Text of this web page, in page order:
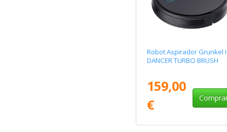
Robot Aspirador Grunkel
DANCER TURBO BRUSH
159,00
€